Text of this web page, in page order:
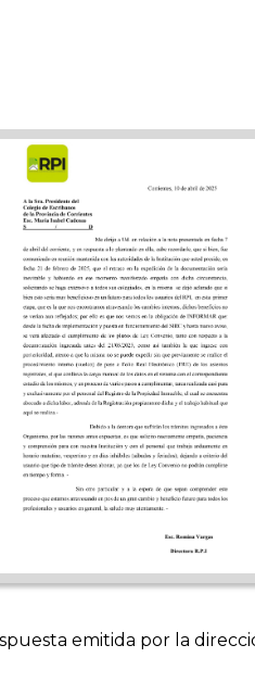
Previous
emitida por la